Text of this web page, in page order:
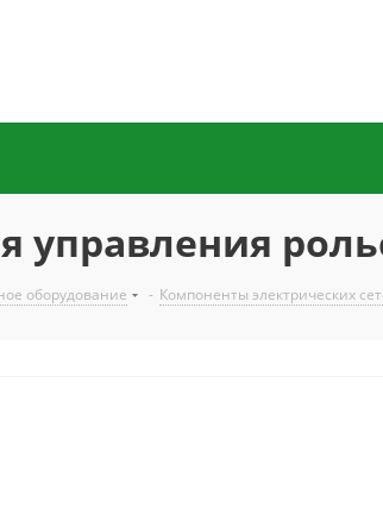
управления
оборудование - Компоненты электрических